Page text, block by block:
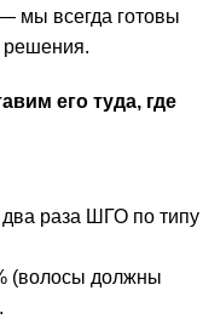
мы всегда готовы
решения.
его туда, где
раза ШГО по типу
(волосы должны